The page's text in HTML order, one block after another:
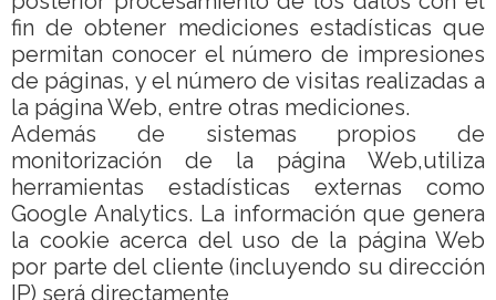
fin de obtener mediciones estadísticas que
permitan conocer el número de impresiones
de páginas, y el número de visitas realizadas a
la página Web, entre otras mediciones.
Además de sistemas propios de
monitorización de la página Web,utiliza
herramientas estadísticas externas como
Google Analytics. La información que genera
la cookie acerca del uso de la página Web
por parte del cliente (incluyendo su dirección
IP) será directamente